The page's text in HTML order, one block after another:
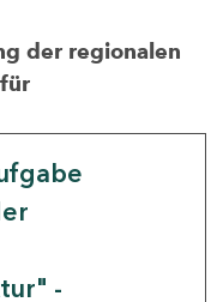
der regionalen
-